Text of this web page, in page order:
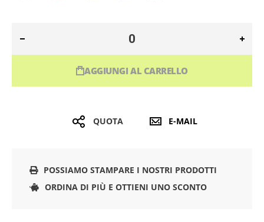
AGGIUNGI AL CARRELLO
QUOTA E-MAIL
POSSIAMO STAMPARE I NOSTRI PRODOTTI
ORDINA DI PIÙ E OTTIENI UNO SCONTO